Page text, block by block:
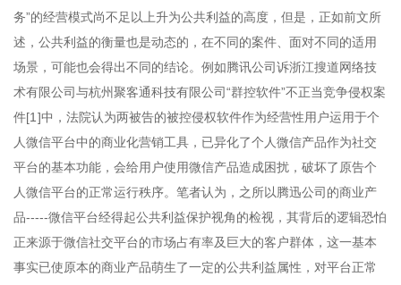
务”的经营模式尚不足以上升为公共利益的高度，但是，正如前文所
述，公共利益的衡量也是动态的，在不同的案件、面对不同的适用
场景，可能也会得出不同的结论。例如腾讯公司诉浙江搜道网络技
术有限公司与杭州聚客通科技有限公司“群控软件”不正当竞争侵权案
件[1 ]中，法院认为两被告的被控侵权软件作为经营性用户运用于个
人微信平台中的商业化营销工具，已异化了个人微信产品作为社交
平台的基本功能，会给用户使用微信产品造成困扰，破坏了原告个
人微信平台的正常运行秩序。笔者认为，之所以腾迅公司的商业产
品-----微信平台经得起公共利益保护视角的检视，其背后的逻辑恐怕
正来源于微信社交平台的市场占有率及巨大的客户群体，这一基本
事实已使原本的商业产品萌生了一定的公共利益属性，对平台正常